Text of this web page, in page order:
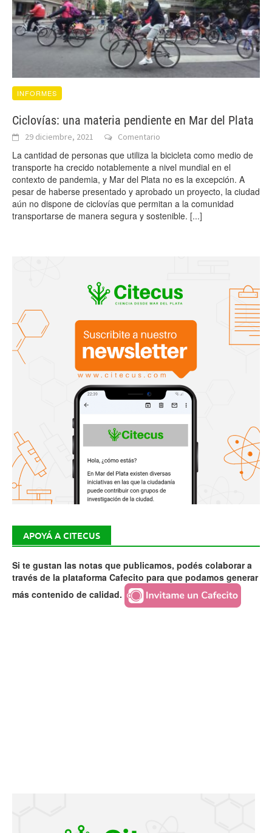
INFORMES
Ciclovías: una materia pendiente en Mar del Plata
29 diciembre, 2021 Comentario
La cantidad de personas que utiliza la bicicleta como medio de
transporte ha crecido notablemente a nivel mundial en el
contexto de pandemia, y Mar del Plata no es la excepción. A
pesar de haberse presentado y aprobado un proyecto, la ciudad
aún no dispone de ciclovías que permitan a la comunidad
transportarse de manera segura y sostenible. [...]
APOYÁ A CITECUS
Si te gustan las notas que publicamos, podés colaborar a
través de la plataforma Cafecito para que podamos generar
más contenido de calidad.